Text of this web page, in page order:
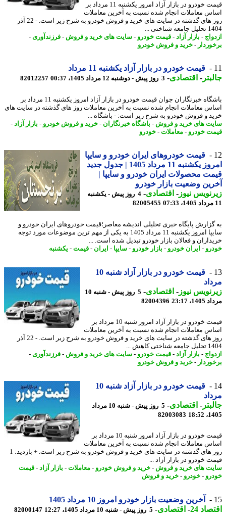
قیمت خودرو در بازار آزاد امروز یکشنبه 11 مرداد بر
معاملات انجام شده نسبت به آخرین معاملات
روز های گذشته در سایت های خرید و فروش خودرو به شرح زیر است. - 22 آذر
شناختی ...
-بازار آزاد - قیمت خودرو-سایت های خرید و فروش -فرزندآوری -
-خرید و فروش خودرو
قیمت خودرو در بازار آزاد یکشنبه 11 مرداد
-اقتصادی-3 روز پیش - دوشنبه 12 مرداد 1405، 00:37 82012257
باشگاه خبرنگاران جوان قیمت خودرو در بازار آزاد امروز یکشنبه 11 مرداد بر
معاملات انجام شده نسبت به آخرین معاملات روز های گذشته در سایت های
و فروش خودرو به شرح زیر است: - باشگاه ...
های خرید و فروش -باشگاه خبرنگاران- خرید و فروش خودرو-بازار آزاد
خودرو-معاملات-خودرو
قیمت خودروهای ایران خودرو و سایپا
امروز یکشنبه 11 مرداد 1405 | جدول جدید
محصولات ایران خودرو و سایپا |
وضعیت بازار خودرو
نیوز-اقتصادی- 4 روز پیش - یکشنبه
82005455
پایگاه خبری تحلیلی اندیشه معاصر؛قیمت خودروهای ایران خودرو و
سایپا امروز یکشنبه 11 مرداد 1405 به یکی از مهم ترین موضوعات مورد توجه
و فعالان بازار خودرو تبدیل شده است. ...
-ایران خودرو-بازار خودرو-سایپا-ایران - قیمت-یکشنبه
قیمت خودرو در بازار آزاد شنبه 10
نیوز-اقتصادی-
5 روز پیش - شنبه 10
23:17
82004396
قیمت خودرو در بازار آزاد امروز شنبه 10 مرداد بر
معاملات انجام شده نسبت به آخرین معاملات
روز های گذشته در سایت های خرید و فروش خودرو به شرح زیر است. - 22 آذر
کاهش ...
-بازار آزاد - قیمت خودرو-سایت های خرید و فروش -فرزندآوری -
-خرید و فروش خودرو
قیمت خودرو در بازار آزاد شنبه 10
-اقتصادی-
5 روز پیش - شنبه 10 مرداد
82003083
قیمت خودرو در بازار آزاد امروز شنبه 10 مرداد بر
معاملات انجام شده نسبت به آخرین معاملات
روز های گذشته در سایت های خرید و فروش خودرو به شرح زیر است. + بازدید: 1
خودرو در بازار آزاد ...
های خرید و فروش -خرید و فروش خودرو-معاملات-بازار آزاد - قیمت
-خودرو-خرید و فروش
آخرین وضعیت بازار خودرو امروز 10 مرداد 1405
24
-اقتصادی-5 روز پیش - شنبه 10 مرداد 1405، 12:27 82000147